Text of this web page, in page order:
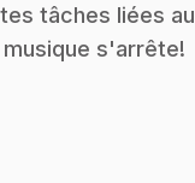
tâches liées au
s'arrête!